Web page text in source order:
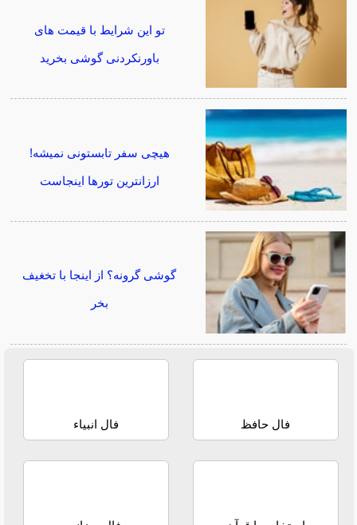
تو این شرایط با قیمت های
باورنکردنی گوشی بخرید
هیچی سفر تابستونی نمیشه!
ارزانترین تورها اینجاست
گوشی گرونه؟ از اینجا با تخغیف
بخر
فال حافظ فال انبیاء